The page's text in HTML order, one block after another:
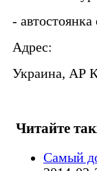
-
Адрес:
Украина, АР
Читайте
Самый